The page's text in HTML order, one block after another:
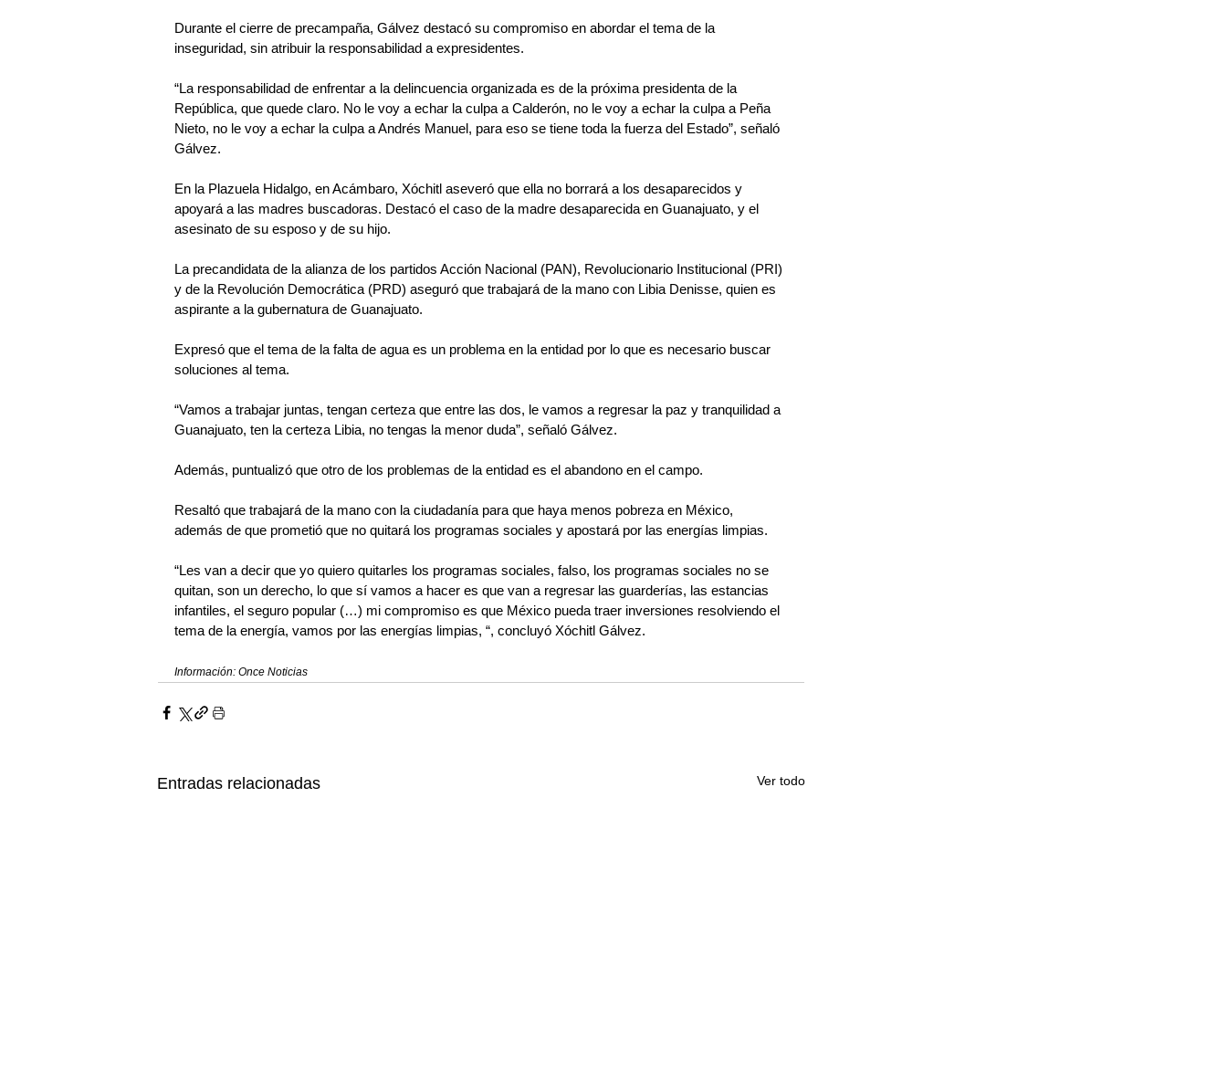
Durante el cierre de precampaña, Gálvez destacó su compromiso en abordar el tema de la
inseguridad, sin atribuir la responsabilidad a expresidentes.
“La responsabilidad de enfrentar a la delincuencia organizada es de la próxima presidenta de la
República, que quede claro. No le voy a echar la culpa a Calderón, no le voy a echar la culpa a Peña
Nieto, no le voy a echar la culpa a Andrés Manuel, para eso se tiene toda la fuerza del Estado”, señaló
Gálvez.
En la Plazuela Hidalgo, en Acámbaro, Xóchitl aseveró que ella no borrará a los desaparecidos y
apoyará a las madres buscadoras. Destacó el caso de la madre desaparecida en Guanajuato, y el
asesinato de su esposo y de su hijo.
La precandidata de la alianza de los partidos Acción Nacional (PAN), Revolucionario Institucional (PRI)
y de la Revolución Democrática (PRD) aseguró que trabajará de la mano con Libia Denisse, quien es
aspirante a la gubernatura de Guanajuato.
Expresó que el tema de la falta de agua es un problema en la entidad por lo que es necesario buscar
soluciones al tema.
“Vamos a trabajar juntas, tengan certeza que entre las dos, le vamos a regresar la paz y tranquilidad a
Guanajuato, ten la certeza Libia, no tengas la menor duda”, señaló Gálvez.
Además, puntualizó que otro de los problemas de la entidad es el abandono en el campo.
Resaltó que trabajará de la mano con la ciudadanía para que haya menos pobreza en México,
además de que prometió que no quitará los programas sociales y apostará por las energías limpias.
“Les van a decir que yo quiero quitarles los programas sociales, falso, los programas sociales no se
quitan, son un derecho, lo que sí vamos a hacer es que van a regresar las guarderías, las estancias
infantiles, el seguro popular (…) mi compromiso es que México pueda traer inversiones resolviendo el
tema de la energía, vamos por las energías limpias, “, concluyó Xóchitl Gálvez.
Información: Once Noticias
Entradas relacionadas Ver todo